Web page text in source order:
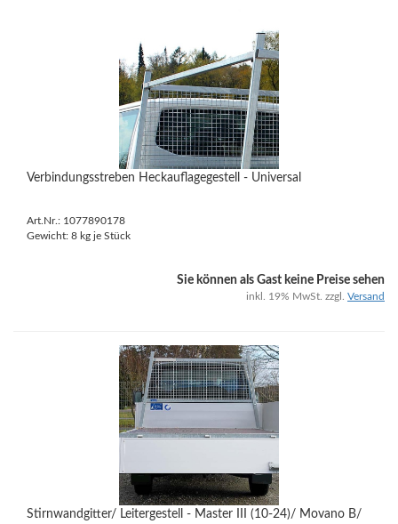
Verbindungsstreben Heckauflagegestell - Universal
Art.Nr.: 1077890178
Gewicht: 8 kg je Stück
Sie können als Gast keine Preise sehen
inkl. 19% MwSt. zzgl. Versand
Stirnwandgitter/ Leitergestell - Master III (10-24)/ Movano B/